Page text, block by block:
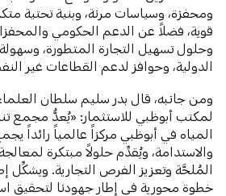
ومحفزة، وسياسات مرنة، وبنية تحتية
قوية، فضلاً عن الدعم الحكومي
وحلول تسهيل التجارة المتطورة،
الدولية، وحوافز لدعم القطاعات غير
ومن جانبه، قال بدر سليم سلطان العلماء،
لمكتب أبوظبي للاستثمار: «يُعدُّ مجمع
المياه في أبوظبي مركزاً عالمياً رائداً
والاستدامة، ويُقدِّم حلولاً مبتكرة
المُلحَّة وتعزيز الفرص التجارية. ويشكِّل
خطوة محورية في إطار جهودنا لتحقيق